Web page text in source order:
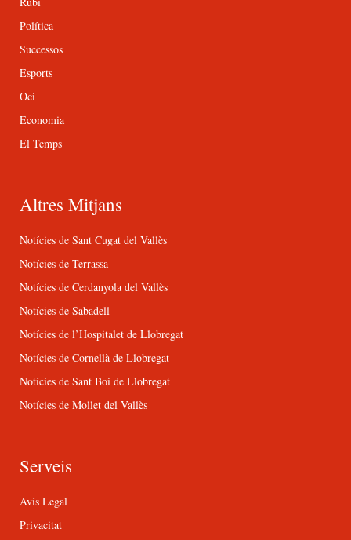
Política
Successos
Esports
Oci
Economia
El Temps
Altres Mitjans
Notícies de Sant Cugat del Vallès
Notícies de Terrassa
Notícies de Cerdanyola del Vallès
Notícies de Sabadell
Notícies de l’Hospitalet de Llobregat
Notícies de Cornellà de Llobregat
Notícies de Sant Boi de Llobregat
Notícies de Mollet del Vallès
Serveis
Avís Legal
Privacitat